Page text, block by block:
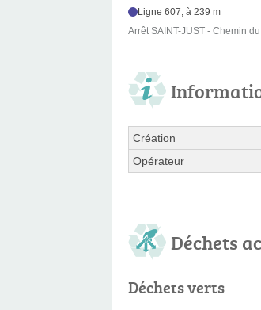
Ligne 607, à 239 m
Arrêt SAINT-JUST - Chemin
Création
Opérateur
Déchets
Déchets verts